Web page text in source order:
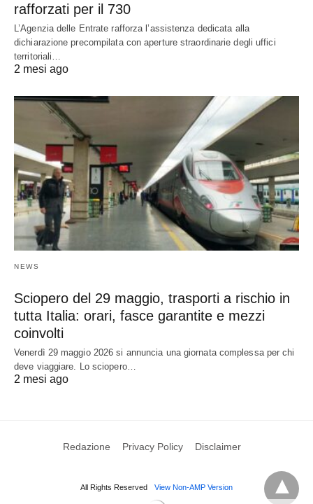
rafforzati per il 730
L’Agenzia delle Entrate rafforza l’assistenza dedicata alla
dichiarazione precompilata con aperture straordinarie degli uffici
territoriali…
2 mesi ago
NEWS
Sciopero del 29 maggio, trasporti a rischio in
tutta Italia: orari, fasce garantite e mezzi
coinvolti
Venerdì 29 maggio 2026 si annuncia una giornata complessa per chi
deve viaggiare. Lo sciopero…
2 mesi ago
Redazione Privacy Policy Disclaimer
All Rights Reserved View Non-AMP Version